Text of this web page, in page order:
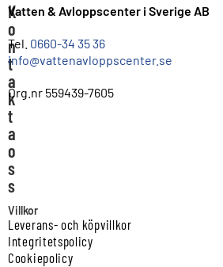
K
o
n
t
a
k
t
a
o
s
s
Vatten & Avloppscenter i Sverige AB
Tel. 0660-34 35 36
info@vattenavloppscenter.se
Org.nr 559439-7605
Villkor
Leverans- och köpvillkor
Integritetspolicy
Cookiepolicy